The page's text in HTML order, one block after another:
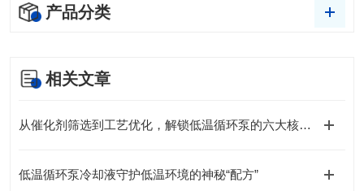
产品分类
相关文章
从催化剂筛选到工艺优化，解锁低温循环泵的六大核心优势
低温循环泵冷却液守护低温环境的神秘“配方”